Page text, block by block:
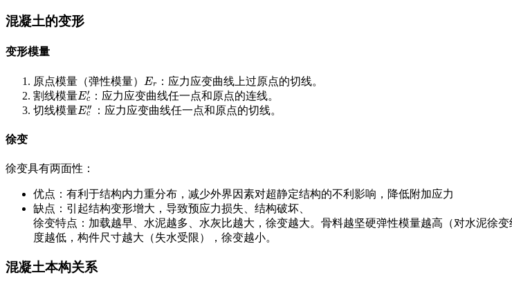
混凝土的变形
变形模量
原点模量（弹性模量） Er
Er
：应力应变曲线上过原点的切线。
割线模量E′
c
Ec′ ：应力应变曲线任一点和原点的连线。
切线模量E′′
c
Ec″ ：应力应变曲线任一点和原点的切线。
徐变
徐变具有两面性：
优点：有利于结构内力重分布，减少外界因素对超静定结构的不利影响，降低附加应力
缺点：引起结构变形增大，导致预应力损失、结构破坏、
徐变特点：加载越早、水泥越多、水灰比越大，徐变越大。骨料越坚硬弹性模量越高（对水泥徐
度越低，构件尺寸越大（失水受限），徐变越小。
混凝土本构关系